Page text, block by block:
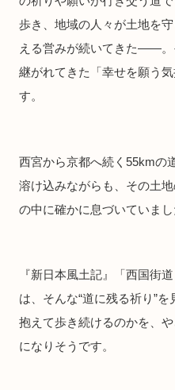
歩き、地域の人々が土地を
える営みが続いてきた――。
継がれてきた「幸せを願う
す。
西宮から京都へ続く55kmの
溶け込みながらも、その土
の中に確かに息づいていまし
『新日本風土記』「西国
は、そんな“道に残る祈り”
抱えて歩き続けるのかを、
になりそうです。